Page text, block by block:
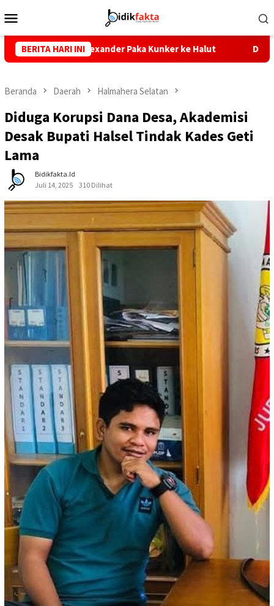
ke
Mobile
BERITA HARI INI
Alexander Paka Kunker ke Halut Dugaan Kelalaian
Beranda Daerah Halmahera Selatan
Diduga Korupsi Dana Desa, Akademisi
Desak Bupati Halsel Tindak Kades Geti
Lama
Bidikfakta.id
Juli 14, 2025
310 Dilihat